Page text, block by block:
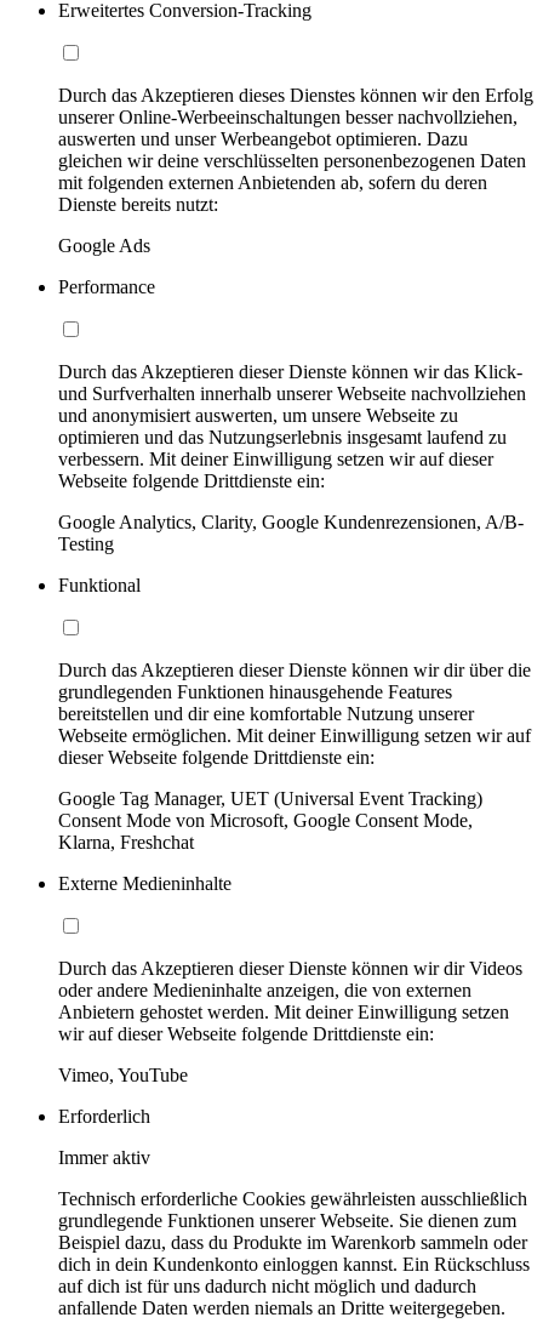
Erweitertes Conversion-Tracking
Durch das Akzeptieren dieses Dienstes können wir den Erfolg
unserer Online-Werbeeinschaltungen besser nachvollziehen,
auswerten und unser Werbeangebot optimieren. Dazu
gleichen wir deine verschlüsselten personenbezogenen Daten
mit folgenden externen Anbietenden ab, sofern du deren
Dienste bereits nutzt:
Google Ads
Performance
Durch das Akzeptieren dieser Dienste können wir das Klick-
und Surfverhalten innerhalb unserer Webseite nachvollziehen
und anonymisiert auswerten, um unsere Webseite zu
optimieren und das Nutzungserlebnis insgesamt laufend zu
verbessern. Mit deiner Einwilligung setzen wir auf dieser
Webseite folgende Drittdienste ein:
Google Analytics, Clarity, Google Kundenrezensionen, A/B-
Testing
Funktional
Durch das Akzeptieren dieser Dienste können wir dir über die
grundlegenden Funktionen hinausgehende Features
bereitstellen und dir eine komfortable Nutzung unserer
Webseite ermöglichen. Mit deiner Einwilligung setzen wir auf
dieser Webseite folgende Drittdienste ein:
Google Tag Manager, UET (Universal Event Tracking)
Consent Mode von Microsoft, Google Consent Mode,
Klarna, Freshchat
Externe Medieninhalte
Durch das Akzeptieren dieser Dienste können wir dir Videos
oder andere Medieninhalte anzeigen, die von externen
Anbietern gehostet werden. Mit deiner Einwilligung setzen
wir auf dieser Webseite folgende Drittdienste ein:
Vimeo, YouTube
Erforderlich
Immer aktiv
Technisch erforderliche Cookies gewährleisten ausschließlich
grundlegende Funktionen unserer Webseite. Sie dienen zum
Beispiel dazu, dass du Produkte im Warenkorb sammeln oder
dich in dein Kundenkonto einloggen kannst. Ein Rückschluss
auf dich ist für uns dadurch nicht möglich und dadurch
anfallende Daten werden niemals an Dritte weitergegeben.